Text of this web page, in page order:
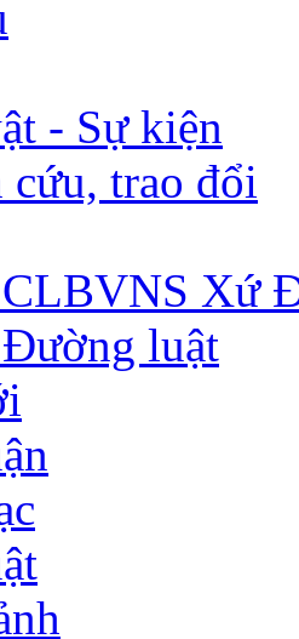
- Sự kiện
cứu, trao đổi
Xứ
luật